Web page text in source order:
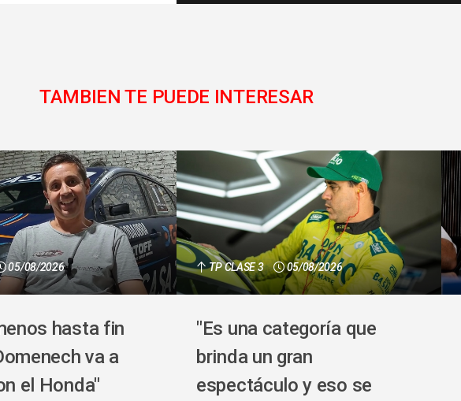
TAMBIEN TE PUEDE INTERESAR
05/08/2026
hasta fin
va a
el Honda"
TP CLASE 3 05/08/2026
"Es una categoría que
brinda un gran
espectáculo y eso se